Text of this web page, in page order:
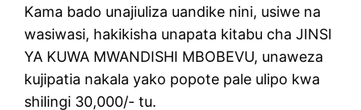
Kama bado unajiuliza uandike nini, usiwe na
wasiwasi, hakikisha unapata kitabu cha JINSI
YA KUWA MWANDISHI MBOBEVU, unaweza
kujipatia nakala yako popote pale ulipo kwa
shilingi 30,000/- tu.